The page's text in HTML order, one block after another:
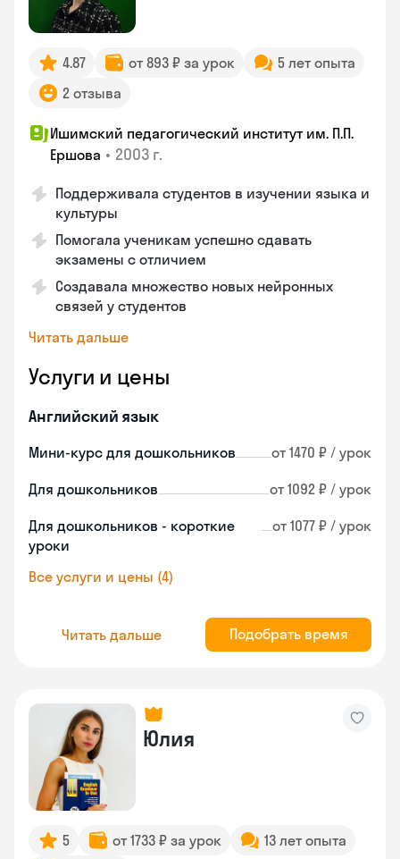
4.87 от 893 ₽ за урок
5 лет опыта
2 отзыва
Ишимский педагогический институт им. П.П.
Ершова • 2003 г.
Поддерживала студентов в изучении языка и
культуры
Помогала ученикам успешно сдавать
экзамены с отличием
Создавала множество новых нейронных
связей у студентов
Читать дальше
Услуги и цены
Английский язык
Мини-курс для дошкольников от 1470 ₽ / урок
Для дошкольников от 1092 ₽ / урок
Для дошкольников - короткие
уроки
от 1077 ₽ / урок
Все услуги и цены (4)
Читать дальше Подобрать время
Юлия
5 от 1733 ₽ за урок
13 лет опыта